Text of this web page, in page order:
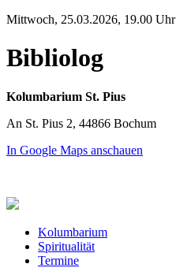
Mittwoch, 25.03.2026, 19.00 Uhr
Bibliolog
Kolumbarium St. Pius
An St. Pius 2, 44866 Bochum
In Google Maps anschauen
Kolumbarium
Spiritualität
Termine